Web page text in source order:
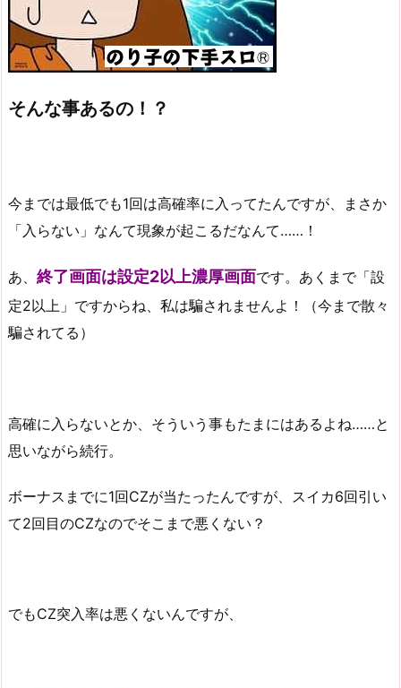
そんな事あるの！？
今までは最低でも1回は高確率に入ってたんですが、まさか
「入らない」なんて現象が起こるだなんて……！
あ、 終了画面は設定2以上濃厚画面です。あくまで「設
定2以上」ですからね、私は騙されませんよ！（今まで散々
騙されてる）
高確に入らないとか、そういう事もたまにはあるよね……と
思いながら続行。
ボーナスまでに1回CZが当たったんですが、スイカ6回引い
て2回目のCZなのでそこまで悪くない？
でもCZ突入率は悪くないんですが、